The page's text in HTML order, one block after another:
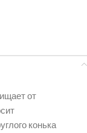
от
конька